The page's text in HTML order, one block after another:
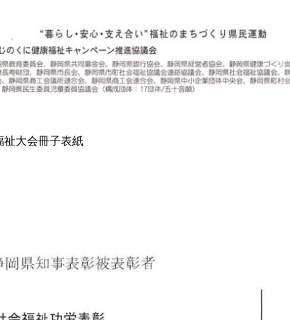
祉大会冊子表紙